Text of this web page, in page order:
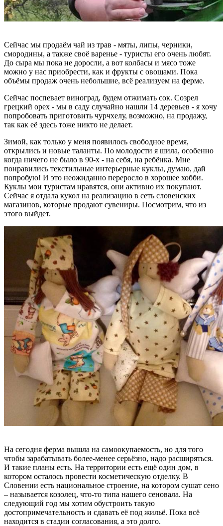
Сейчас мы продаём чай из трав - мяты, липы, черники,
смородины, а также своё варенье - туристы его очень любят.
До сыра мы пока не доросли, а вот колбасы и мясо тоже
можно у нас приобрести, как и фрукты с овощами. Пока
объёмы продаж очень небольшие, всё реализуем на ферме.
Сейчас поспевает виноград, будем отжимать сок. Созрел
грецкий орех - мы в саду случайно нашли 14 деревьев - я хочу
попробовать приготовить чурчхелу, возможно, на продажу,
так как её здесь тоже никто не делает.
Зимой, как только у меня появилось свободное время,
открылись и новые таланты. По молодости я шила, особенно
когда ничего не было в 90-х - на себя, на ребёнка. Мне
понравились текстильные интерьерные куклы, думаю, дай
попробую! И это неожиданно переросло в хорошее хобби.
Куклы мои туристам нравятся, они активно их покупают.
Сейчас я отдала кукол на реализацию в сеть словенских
магазинов, которые продают сувениры. Посмотрим, что из
этого выйдет.
На сегодня ферма вышла на самоокупаемость, но для того
чтобы зарабатывать более-менее серьёзно, надо расширяться.
И такие планы есть. На территории есть ещё один дом, в
котором осталось провести косметическую отделку. В
Словении есть национальное строение, на котором сушат сено
– называется козолец, что-то типа нашего сеновала. На
следующий год мы хотим обустроить такую
достопримечательность и сдавать её под жильё. Пока всё
находится в стадии согласования, а это долго.